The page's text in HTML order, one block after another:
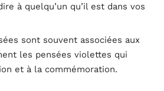
à quelqu’un qu’il est dans vos
sont souvent associées aux
les pensées violettes qui
et à la commémoration.